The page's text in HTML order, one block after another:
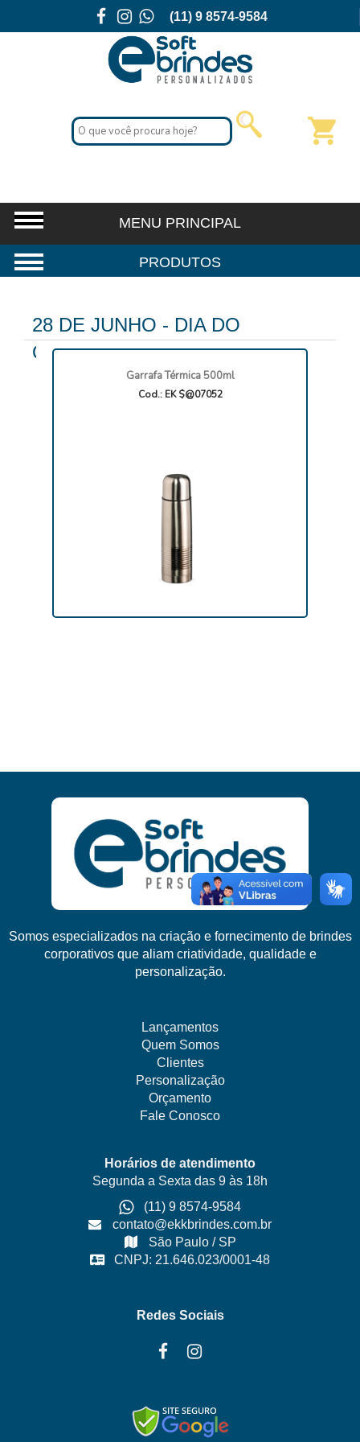
(11) 9 8574-9584
28 DE JUNHO - DIA DO
ORGULHO LGBTQIAPN+
Garrafa Térmica 500ml
Cod.: EK $@07052
Somos especializados na criação e fornecimento de brindes
corporativos que aliam criatividade, qualidade e
personalização.
Lançamentos
Quem Somos
Clientes
Personalização
Orçamento
Fale Conosco
Horários de atendimento
Segunda a Sexta das 9 às 18h
(11) 9 8574-9584
contato@ekkbrindes.com.br
São Paulo / SP
CNPJ: 21.646.023/0001-48
Redes Sociais